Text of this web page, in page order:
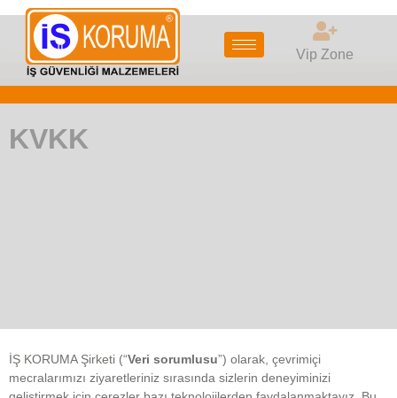
Vip Zone
KVKK
İŞ KORUMA Şirketi (“Veri sorumlusu”) olarak, çevrimiçi
mecralarımızı ziyaretleriniz sırasında sizlerin deneyiminizi